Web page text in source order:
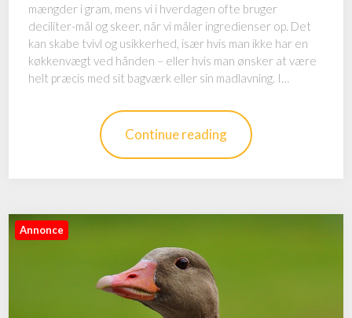
mængder i gram, mens vi i hverdagen ofte bruger
deciliter-mål og skeer, når vi måler ingredienser op. Det
kan skabe tvivl og usikkerhed, især hvis man ikke har en
køkkenvægt ved hånden – eller hvis man ønsker at være
helt præcis med sit bagværk eller sin madlavning. I…
Continue reading
Annonce